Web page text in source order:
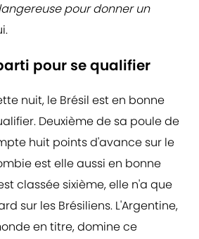
pour donner un
pour se qualifier
nuit, le Brésil est en bonne
Deuxième de sa poule de
huit points d'avance sur le
est elle aussi en bonne
classée sixième, elle n'a que
sur les Brésiliens. L'Argentine,
en titre, domine ce